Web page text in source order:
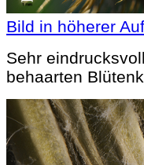
Bild in höherer
Sehr
behaarten